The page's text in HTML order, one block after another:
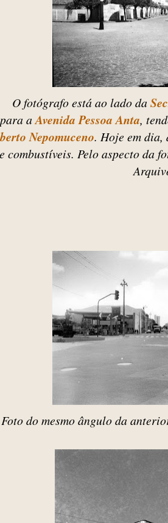
O fotógrafo está ao lado da
para aAvenida Pessoa Anta,
Nepomuceno. Hoje em dia,
combustíveis. Pelo aspecto da
Foto do mesmo ângulo da